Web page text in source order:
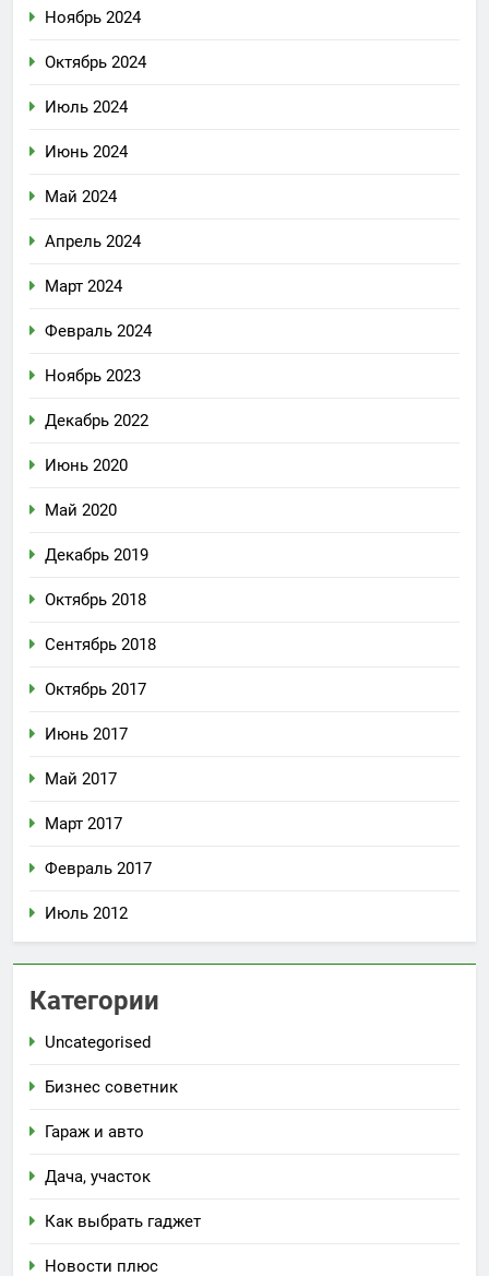
Ноябрь 2024
Октябрь 2024
Июль 2024
Июнь 2024
Май 2024
Апрель 2024
Март 2024
Февраль 2024
Ноябрь 2023
Декабрь 2022
Июнь 2020
Май 2020
Декабрь 2019
Октябрь 2018
Сентябрь 2018
Октябрь 2017
Июнь 2017
Май 2017
Март 2017
Февраль 2017
Июль 2012
Категории
Uncategorised
Бизнес советник
Гараж и авто
Дача, участок
Как выбрать гаджет
Новости плюс